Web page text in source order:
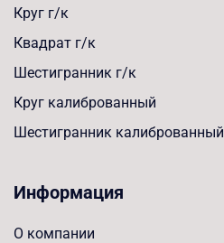
Круг г/к
Квадрат г/к
Шестигранник г/к
Круг калиброванный
Шестигранник калиброванный
Информация
О компании